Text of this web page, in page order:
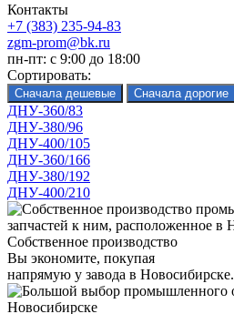
Контакты
+7 (383) 235-94-83
zgm-prom@bk.ru
пн-пт: с 9:00 до 18:00
Сортировать:
ДНУ-360/83
ДНУ-380/96
ДНУ-400/105
ДНУ-360/166
ДНУ-380/192
ДНУ-400/210
Собственное производство
Вы экономите, покупая
напрямую у завода в Новосибирске.